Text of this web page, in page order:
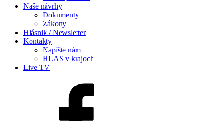
Naše návrhy
Dokumenty
Zákony
Hlásnik / Newsletter
Kontakty
Napíšte nám
HLAS v krajoch
Live TV